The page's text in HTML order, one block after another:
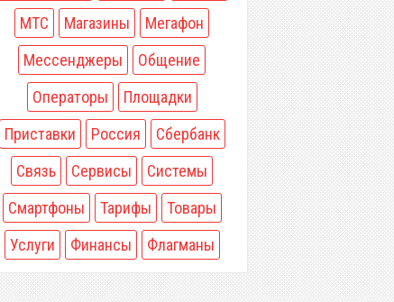
МТС
Магазины
Мегафон
Мессенджеры
Общение
Операторы
Площадки
Приставки
Россия
Сбербанк
Связь
Сервисы
Системы
Смартфоны
Тарифы
Товары
Услуги
Финансы Флагманы